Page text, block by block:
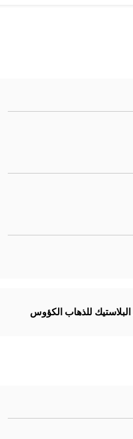
البلاستيك للذهاب الكؤوس